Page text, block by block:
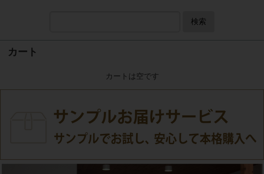
検索
カート
カートは空です